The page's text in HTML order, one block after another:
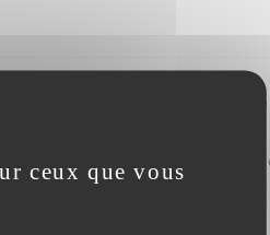
de fermeture
est de 3KG de linge.
5%) de haute
600 lavages.
ceux que vous